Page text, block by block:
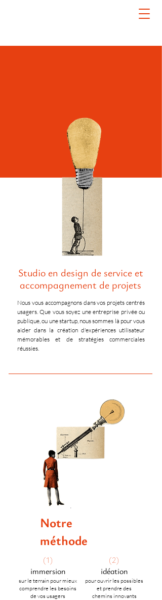
Studio en design de service et
accompagnement de projets
Nous vous accompagnons dans vos projets centrés
usagers. Que vous soyez une entreprise privée ou
publique, ou une startup, nous sommes là pour vous
aider dans la création d'expériences utilisateur
mémorables et de stratégies commerciales
réussies.
Notre
méthode
(1)
immersion
sur le terrain pour mieux
comprendre les besoins
de vos usagers
(2)
idéation
pour ouvrir les possibles
et prendre des
chemins innovants